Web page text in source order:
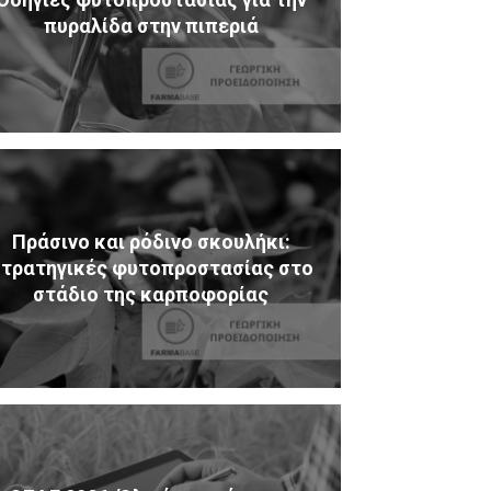
πυραλίδα στην πιπεριά
Πράσινο και ρόδινο σκουλήκι:
φυτοπροστασίας στο
στάδιο της καρποφορίας